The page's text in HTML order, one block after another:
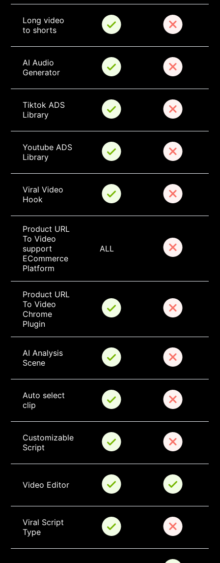
Long video
to shorts
AI Audio
Generator
Tiktok ADS
Library
Youtube ADS
Library
Viral Video
Hook
Product URL
To Video
support
ECommerce
Platform
ALL
Product URL
To Video
Chrome
Plugin
AI Analysis
Scene
Auto select
clip
Customizable
Script
Video Editor
Viral Script
Type